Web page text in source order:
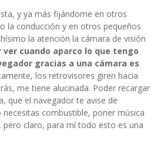
y ya más fijándome en otros
la conducción y en otros pequeños
la atención la cámara de visión
ver cuando aparco lo que tengo
gracias a una cámara es
los retrovisores giren hacia
me tiene alucinada. Poder recargar
que el navegador te avise de
necesitas combustible, poner música
claro, para mí todo esto es una